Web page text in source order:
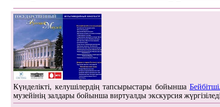
Күнделікті, келушілердің тапсырыстары бойынша
музейінің залдары бойынша виртуалды экскурсия